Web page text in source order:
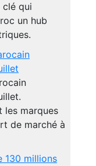
clé qui
un hub
les marques
de marché à
130 millions